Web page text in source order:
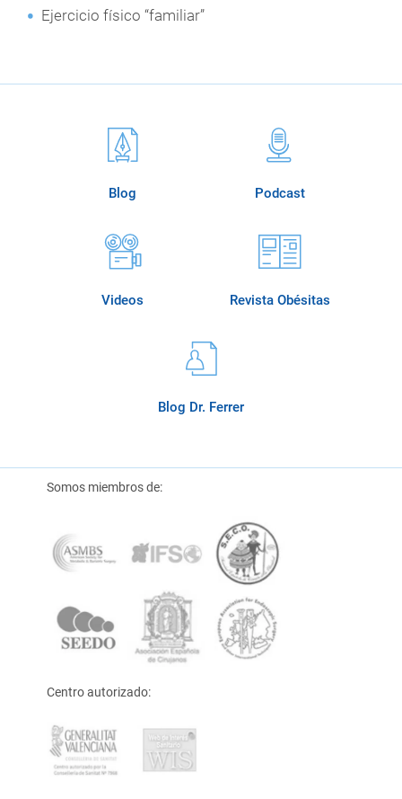
Ejercicio físico “familiar”
Blog Podcast
Videos Revista Obésitas
Blog Dr. Ferrer
Somos miembros de:
Centro autorizado: